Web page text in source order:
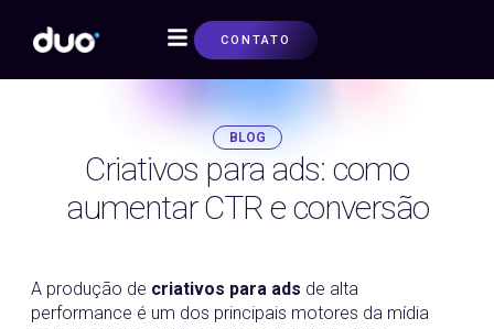
CONTATO
BLOG
Criativos para ads: como
aumentar CTR e conversão
A produção de criativos para ads de alta
performance é um dos principais motores da mídia